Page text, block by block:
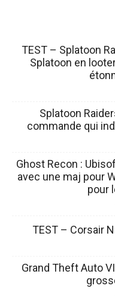
TEST – Splatoon
Splatoon en
Splatoon
commande qui
Ghost Recon :
avec une maj pour
pour
TEST – Corsair
Grand Theft Auto